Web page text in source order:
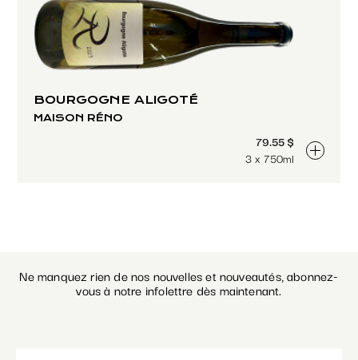
BOURGOGNE ALIGOTÉ
MAISON RÉNO
79.55 $
3 x 750ml
Ne manquez rien de nos nouvelles et nouveautés, abonnez-
vous à notre infolettre dès maintenant.